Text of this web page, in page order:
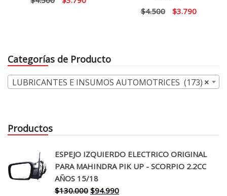
$4.500
El
$3.790El
Categorías de Producto
×
LUBRICANTES E INSUMOS AUTOMOTRICES (173)
Productos
ESPEJO IZQUIERDO ELECTRICO ORIGINAL
PARA MAHINDRA PIK UP - SCORPIO 2.2CC
AÑOS 15/18
$130.000 El
$94.990El